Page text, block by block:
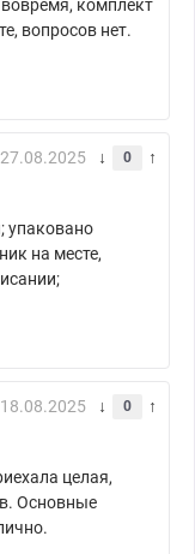
комплект
вопросов нет.
27.08.2025 0
упаковано
на месте,
18.08.2025 0
целая,
Основные